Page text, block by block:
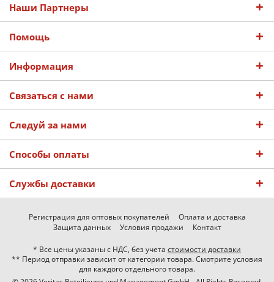
Наши Партнеры
Помощь
Информация
Связаться с нами
Следуй за нами
Способы оплаты
Службы доставки
Регистрация для оптовых покупателей
Оплата и доставка
Защита данных
Условия продажи Контакт
* Все цены указаны с НДС, без учета стоимости доставки
** Период отправки зависит от категории товара. Смотрите условия
для каждого отдельного товара.